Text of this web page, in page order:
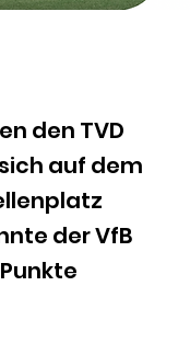
den TVD
auf dem
der VfB